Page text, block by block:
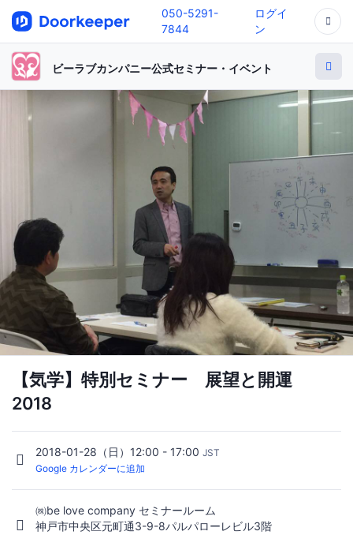
050-5291-
7844
ログイ
ン
ビーラブカンパニー公式セミナー・イベント
【気学】特別セミナー 展望と開運
2018
2018-01-28（日）12:00 - 17:00 JST
Google カレンダーに追加
㈱be love company セミナールーム
神戸市中央区元町通3-9-8パルパローレビル3階